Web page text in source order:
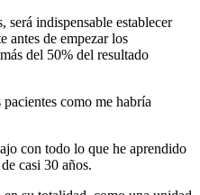
será indispensable establecer
antes de empezar los
del 50% del resultado
como me habría
con todo lo que he aprendido
casi 30 años.